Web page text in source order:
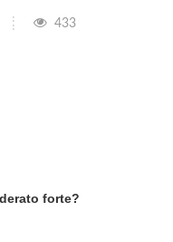
433
forte?